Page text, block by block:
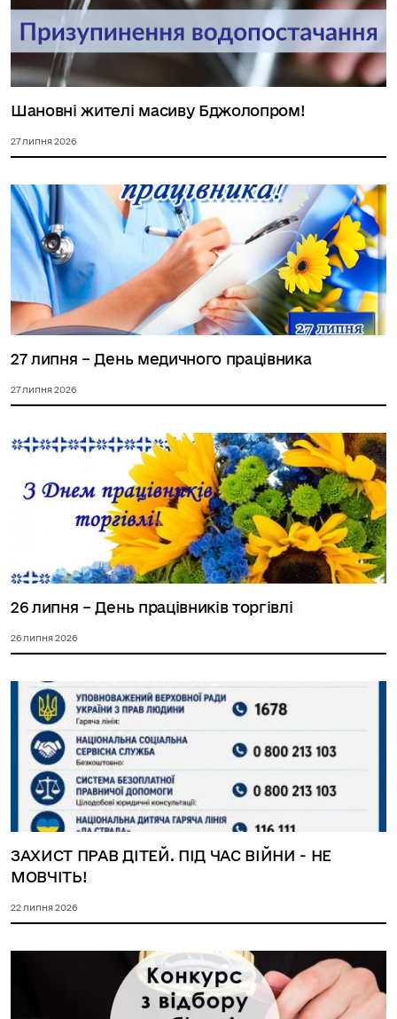
Шановні жителі масиву Бджолопром!
27 липня 2026
27 липня – День медичного працівника
27 липня 2026
26 липня – День працівників торгівлі
26 липня 2026
ЗАХИСТ ПРАВ ДІТЕЙ. ПІД ЧАС ВІЙНИ - НЕ
МОВЧІТЬ!
22 липня 2026